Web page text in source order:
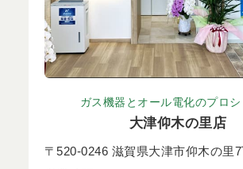
ガス機器とオール電化のプロ
大津仰木の里店
〒520-0246 滋賀県大津市仰木の里